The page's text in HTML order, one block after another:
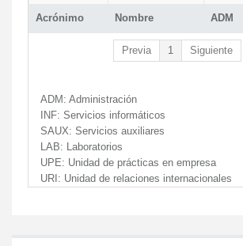
Acrónimo Nombre ADM
Previa 1 Siguiente
ADM: Administración
INF: Servicios informáticos
SAUX: Servicios auxiliares
LAB: Laboratorios
UPE: Unidad de prácticas en empresa
URI: Unidad de relaciones internacionales